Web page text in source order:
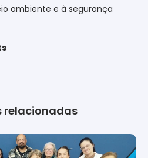
ambiente e à segurança
relacionadas